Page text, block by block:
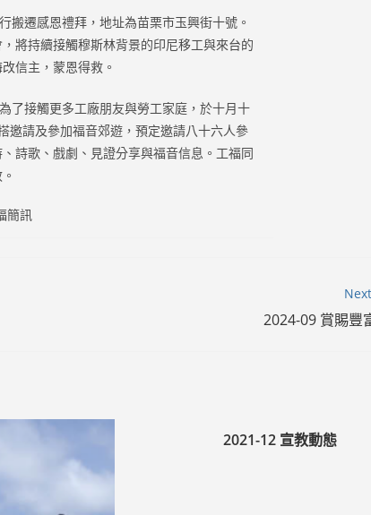
遷感恩禮拜，地址為苗栗市玉興街十號。
將持續接觸穆斯林背景的印尼移工與來台的
信主，蒙恩得救。
接觸更多工廠朋友與勞工家庭，於十月十
邀請及參加福音郊遊，預定邀請八十六人參
詩歌、戲劇、見證分享與福音信息。工福同
好的福音果效。
簡訊
2024-09 賞賜豐
2021-12 宣教動態